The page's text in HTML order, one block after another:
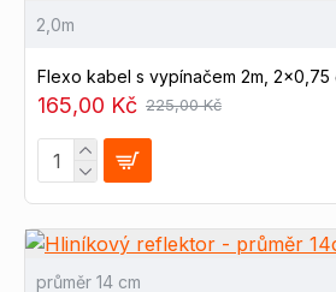
2,0m
Flexo kabel s vypínačem 2m, 2x0,75
165,00 Kč 225,00 Kč
průměr 14 cm